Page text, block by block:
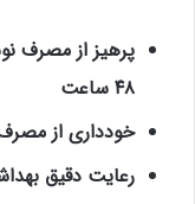
پرهیز از مصرف
۴۸ ساعت
خودداری از
رعایت دقیق